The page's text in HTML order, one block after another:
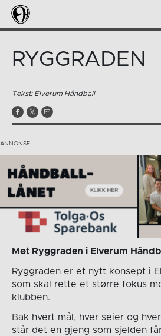
RYGGRADEN
Tekst: Elverum Håndball
Møt Ryggraden i Elverum
Ryggraden er et nytt konsept i
som skal rette et større fokus
klubben.
Bak hvert mål, hver seier og
står det en gjeng som sjelden